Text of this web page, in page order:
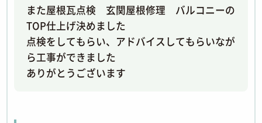
また屋根瓦点検 玄関屋根修理 バルコニーの
TOP仕上げ決めました
点検をしてもらい、アドバイスしてもらいなが
ら工事ができました
ありがとうございます